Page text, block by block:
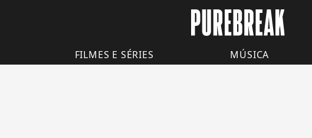
FILMES E SÉRIES MÚSICA